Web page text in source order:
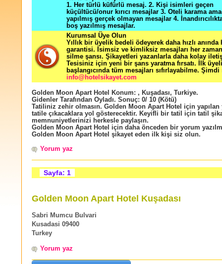
1. Her türlü küfürlü mesaj. 2. Kişi isimleri geçen
küçültücü/onur kırıcı mesajlar 3. Oteli karama
yapılmış gerçek olmayan mesajlar 4.
boş yazılmış mesajlar.
Kurumsal Üye Olun
Yıllık bir üyelik bedeli ödeyerek daha hızlı
garantisi. İsimsiz ve kimliksiz mesajları her zaman
silme şansı. Şikayetleri yazanlarla daha kolay
Tesisiniz için yeni bir şans yaratma fırsatı. İlk
başlangıcında tüm mesajları sıfırlayabilme. Şimdi
info@hotelsikayet.com
Golden Moon Apart Hotel Konum: , Kuşadası, Turkiye.
Gidenler Tarafından Oyladı. Sonuç: 0/ 10 (Kötü)
Tatiliniz zehir olmasın. Golden Moon Apart Hotel için
tatile çıkacaklara yol gösterecektir. Keyifli bir tatil için tatil
memnuniyetlerinizi herkesle paylaşın.
Golden Moon Apart Hotel için daha önceden bir yorum
Golden Moon Apart Hotel şikayet eden ilk kişi siz olun.
Yorum yaz
Sayfa: 1
Golden Moon Apart Hotel Kuşadası
Sabri Mumcu Bulvari
Kusadasi 09400
Turkey
Yorum yaz